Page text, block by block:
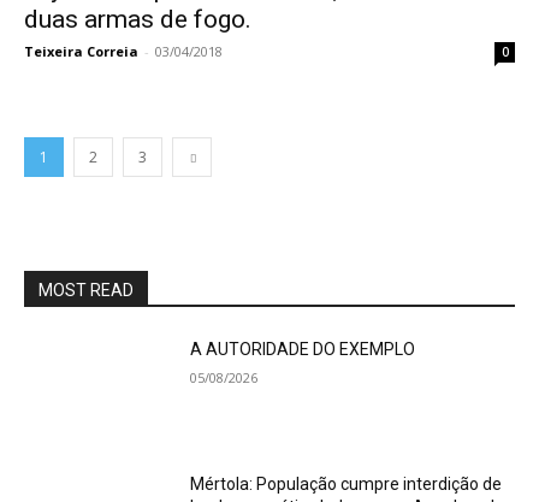
duas armas de fogo.
Teixeira Correia - 03/04/2018 0
1 2 3
MOST READ
A AUTORIDADE DO EXEMPLO
05/08/2026
Mértola: População cumpre interdição de